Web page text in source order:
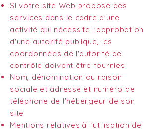
Si votre site Web propose des
services dans le cadre d'une
activité qui nécessite l'approbation
d'une autorité publique, les
coordonnées de l'autorité de
contrôle doivent être fournies
Nom, dénomination ou raison
sociale et adresse et numéro de
téléphone de l'hébergeur de son
site
Mentions relatives à l'utilisation de